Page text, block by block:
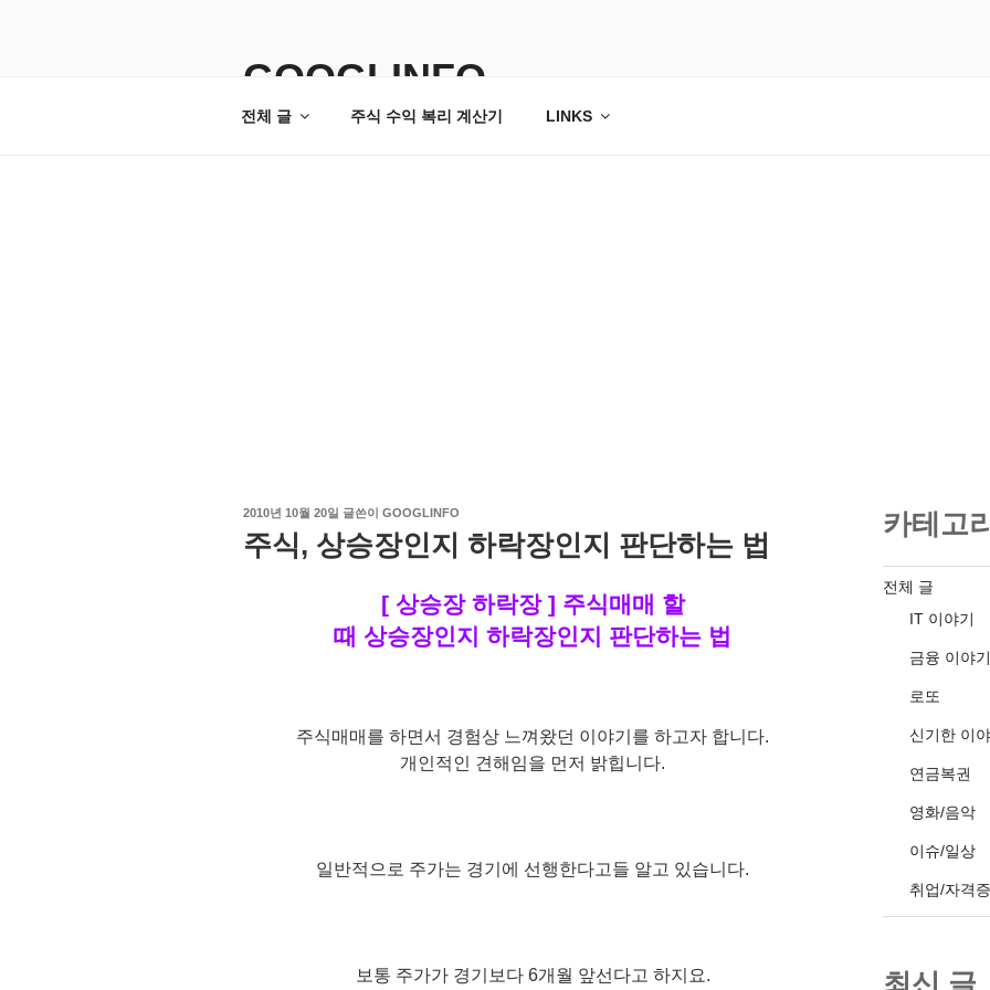
GOOGLINFO
전체 글 주식 수익 복리 계산기 LINKS
작
일
2010년 10월 20일 글쓴이 GOOGLINFO
주식, 상승장인지 하락장인지 판단하는 법
[ 상승장 하락장 ] 주식매매 할
때 상승장인지 하락장인지 판단하는 법
주식매매를 하면서 경험상 느껴왔던 이야기를 하고자 합니다.
개인적인 견해임을 먼저 밝힙니다.
일반적으로 주가는 경기에 선행한다고들 알고 있습니다.
보통 주가가 경기보다 6개월 앞선다고 하지요.
카테고리
전체 글
IT 이야기
금융 이야기
로또
신기한 이
연금복권
영화/음악
이슈/일상
취업/자격증
최신 글